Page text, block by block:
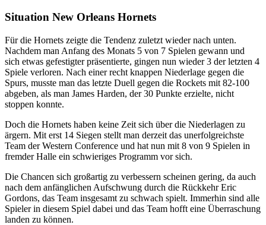
Situation New Orleans Hornets
Für die Hornets zeigte die Tendenz zuletzt wieder nach unten.
Nachdem man Anfang des Monats 5 von 7 Spielen gewann und
sich etwas gefestigter präsentierte, gingen nun wieder 3 der letzten 4
Spiele verloren. Nach einer recht knappen Niederlage gegen die
Spurs, musste man das letzte Duell gegen die Rockets mit 82-100
abgeben, als man James Harden, der 30 Punkte erzielte, nicht
stoppen konnte.
Doch die Hornets haben keine Zeit sich über die Niederlagen zu
ärgern. Mit erst 14 Siegen stellt man derzeit das unerfolgreichste
Team der Western Conference und hat nun mit 8 von 9 Spielen in
fremder Halle ein schwieriges Programm vor sich.
Die Chancen sich großartig zu verbessern scheinen gering, da auch
nach dem anfänglichen Aufschwung durch die Rückkehr Eric
Gordons, das Team insgesamt zu schwach spielt. Immerhin sind alle
Spieler in diesem Spiel dabei und das Team hofft eine Überraschung
landen zu können.